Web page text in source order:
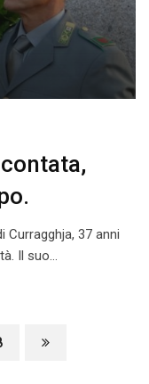
Curragghja, 37 anni
Il suo…